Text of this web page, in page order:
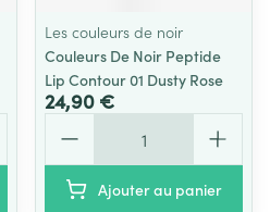
Les couleurs de noir
Couleurs De Noir Peptide
Lip Contour 01 Dusty Rose
24,90 €
Ajouter au panier